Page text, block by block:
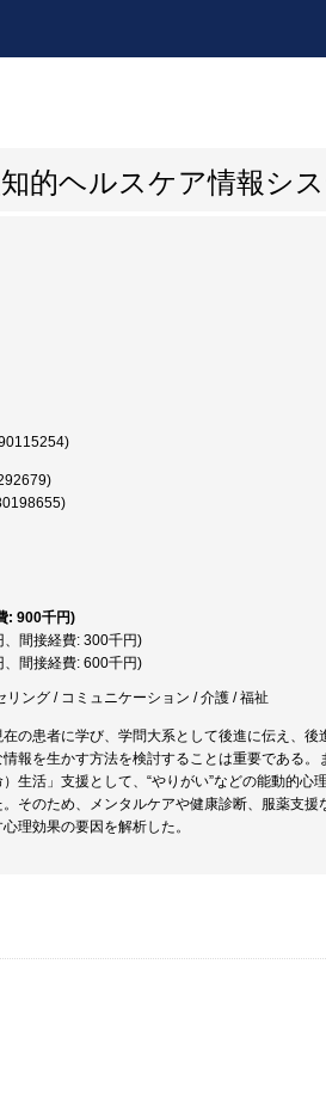
的ヘルスケア情報シ
: 900千円)
間接経費: 300千円)
間接経費: 600千円)
ング / コミュニケーション / 介護 / 福祉
の患者に学び、学問大系として後進に伝え、
報を生かす方法を検討することは重要である
生活」支援として、“やりがい”などの能動的
そのため、メンタルケアや健康診断、服薬支
理効果の要因を解析した。